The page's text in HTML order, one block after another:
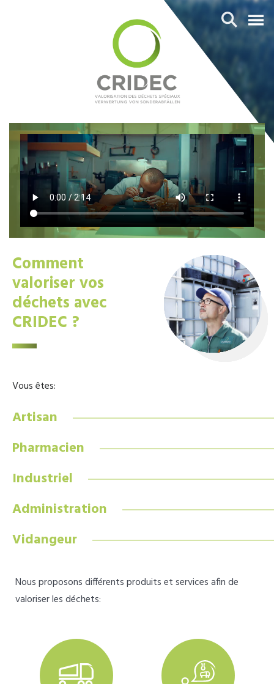
Comment
valoriser vos
déchets avec
CRIDEC ?
Vous êtes:
Artisan
Pharmacien
Industriel
Administration
Vidangeur
Nous proposons différents produits et services afin de
valoriser les déchets: